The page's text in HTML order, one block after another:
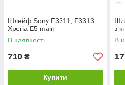
Шлейф Sony F3311, F3313
Xperia E5 main
В наявності
710 ₴
Купити
з
В